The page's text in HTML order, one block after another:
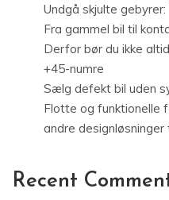
Undgå skjulte
Fra gammel bil til
Derfor bør du ikke
+45-numre
Sælg defekt bil uden
Flotte og funktionelle
andre
Recent